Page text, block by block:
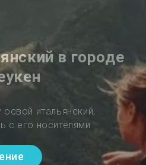
в городе
итальянский,
с его носителями